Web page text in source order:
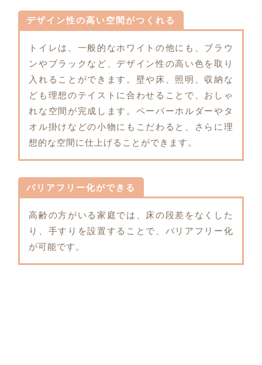
デザイン性の高い空間がつくれる
トイレは、一般的なホワイトの他にも、ブラウ
ンやブラックなど、デザイン性の高い色を取り
入れることができます。壁や床、照明、収納な
ども理想のテイストに合わせることで、おしゃ
れな空間が完成します。ペーパーホルダーやタ
オル掛けなどの小物にもこだわると、さらに理
想的な空間に仕上げることができます。
バリアフリー化ができる
高齢の方がいる家庭では、床の段差をなくした
り、手すりを設置することで、バリアフリー化
が可能です。